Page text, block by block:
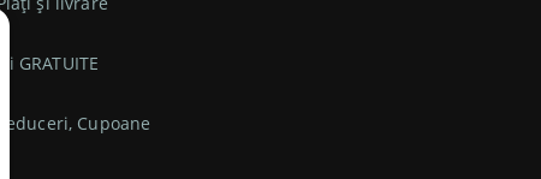
GRATUITE
Cupoane